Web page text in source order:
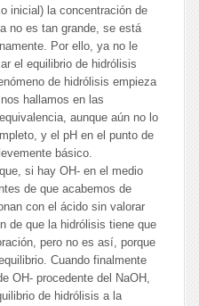
inicial) la concentración de
no es tan grande, se está
Por ello, ya no le
el equilibrio de hidrólisis
de hidrólisis empieza
hallamos en las
aunque aún no lo
y el pH en el punto de
básico.
si hay OH- en el medio
de que acabemos de
con el ácido sin valorar
de que la hidrólisis tiene que
pero no es así, porque
Cuando finalmente
OH- procedente del NaOH,
de hidrólisis a la